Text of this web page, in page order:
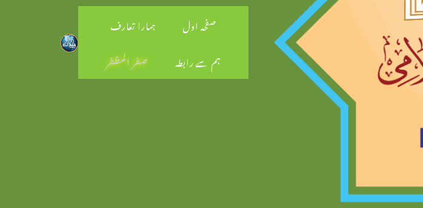
صفحہ اول
ہمارا تعارف
ہم سے رابطہ
صفر المظفر